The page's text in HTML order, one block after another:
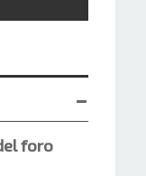
foro